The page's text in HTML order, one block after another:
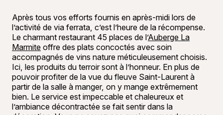
Après tous vos efforts fournis en après-midi lors de
l’activité de via ferrata, c’est l’heure de la récompense.
Le charmant restaurant 45 places de l’Auberge La
Marmite offre des plats concoctés avec soin
accompagnés de vins nature méticuleusement choisis.
Ici, les produits du terroir sont à l’honneur. En plus de
pouvoir profiter de la vue du fleuve Saint-Laurent à
partir de la salle à manger, on y mange extrêmement
bien. Le service est impeccable et chaleureux et
l’ambiance décontractée se fait sentir dans la